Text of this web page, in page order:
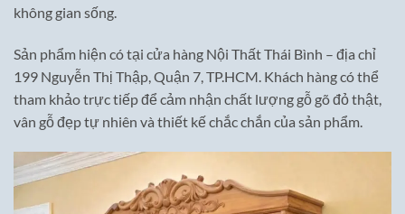
không gian sống.
Sản phẩm hiện có tại cửa hàng Nội Thất Thái Bình – địa chỉ
199 Nguyễn Thị Thập, Quận 7, TP.HCM. Khách hàng có thể
tham khảo trực tiếp để cảm nhận chất lượng gỗ gõ đỏ thật,
vân gỗ đẹp tự nhiên và thiết kế chắc chắn của sản phẩm.